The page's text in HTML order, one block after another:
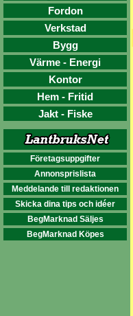
Fordon
Verkstad
Bygg
Värme - Energi
Kontor
Hem - Fritid
Jakt - Fiske
Företagsuppgifter
Annonsprislista
Meddelande till redaktionen
Skicka dina tips och idéer
BegMarknad Säljes
BegMarknad Köpes